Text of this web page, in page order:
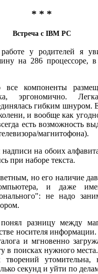
* * *
Встреча с IBM PC
у родителей я
на 286 процессоре, в
все компоненты
эргономично.
гибким
и вообще как
есть возможность
магнитофона).
на обоих
при наборе текста.
но его наличие
и даже
не надо
разницу между
носителя
и мгновенно
в поисках нужного
творений утомительна,
секунд и уйти по